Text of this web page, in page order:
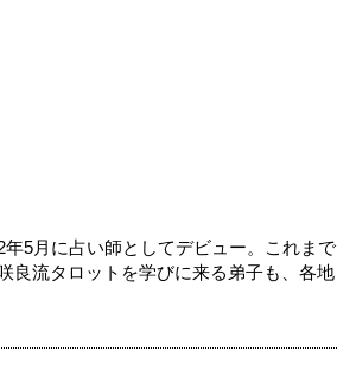
5月に占い師としてデビュー。これまで
良流タロットを学びに来る弟子も、各地